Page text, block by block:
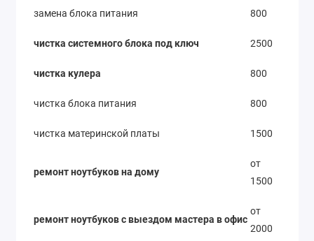
замена блока питания 800
чистка системного блока под ключ 2500
чистка кулера 800
чистка блока питания 800
чистка материнской платы 1500
ремонт ноутбуков на дому
от
1500
ремонт ноутбуков с выездом мастера в офис
от
2000